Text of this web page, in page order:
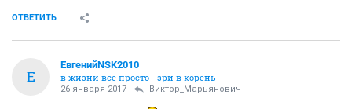
ОТВЕТИТЬ
Е
ЕвгенийNSK2010
в жизни все просто - зри в корень
26 января 2017 Виктор_Марьянович